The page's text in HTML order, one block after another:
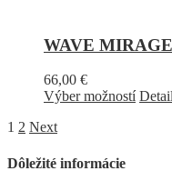
WAVE
66,00 €
Výber možností
1 2 Next
Dôležité informácie